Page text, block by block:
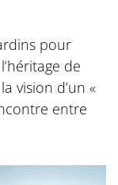
pour
de
vision d’un «
entre